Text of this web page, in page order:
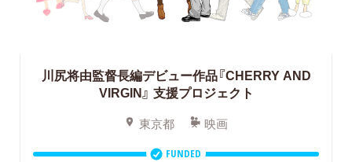
川尻将由監督長編デビュー作品『CHERRY AND
VIRGIN』 支援プロジェクト
東京都 映画
FUNDED